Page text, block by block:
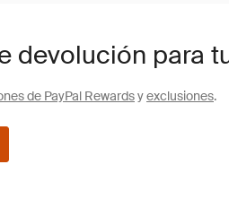
devolución para
de PayPal Rewardsyexclusiones.